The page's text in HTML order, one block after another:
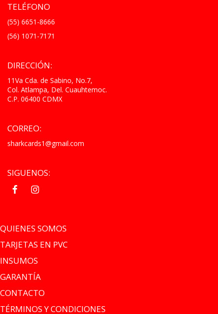
TELÉFONO
(55) 6651-8666
(56) 1071-7171
DIRECCIÓN:
11Va Cda. de Sabino, No.7,
Col. Atlampa, Del. Cuauhtemoc.
C.P. 06400 CDMX
CORREO:
sharkcards1@gmail.com
SIGUENOS:
QUIENES SOMOS
TARJETAS EN PVC
INSUMOS
GARANTÍA
CONTACTO
TÉRMINOS Y CONDICIONES